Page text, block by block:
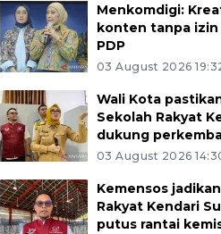
Menkomdigi:
konten tanpa izin
PDP
03 August 2026
Wali Kota
Sekolah Rakyat
dukung
03 August 2026
Kemensos
Rakyat Kendari
putus rantai